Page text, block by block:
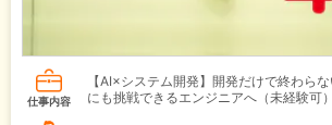
仕事内容
【AI×システム開発】開発だけで終わら
にも挑戦できるエンジニアへ（未経験可）